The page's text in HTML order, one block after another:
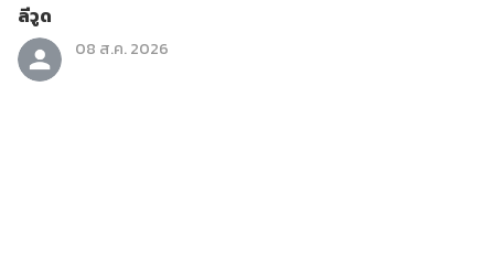
ลีวูด
08 ส.ค. 2026